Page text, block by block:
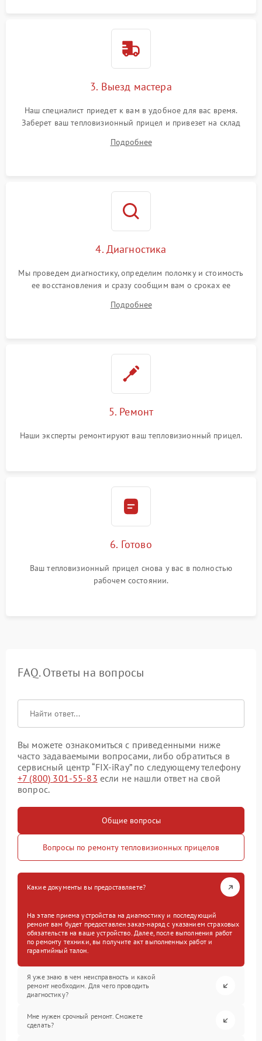
3. Выезд мастера
Наш специалист приедет к вам в удобное для вас время.
Заберет ваш тепловизионный прицел и привезет на склад
Подробнее
4. Диагностика
Мы проведем диагностику, определим поломку и стоимость
ее восстановления и сразу сообщим вам о сроках ее
Подробнее
5. Ремонт
Наши эксперты ремонтируют ваш тепловизионный прицел.
6. Готово
Ваш тепловизионный прицел снова у вас в полностью
рабочем состоянии.
FAQ. Ответы на вопросы
Вы можете ознакомиться с приведенными ниже
часто задаваемыми вопросами, либо обратиться в
сервисный центр “FIX-iRay” по следующему телефону
+7 (800) 301-55-83 если не нашли ответ на свой
вопрос.
Общие вопросы
Вопросы по ремонту тепловизионных прицелов
Какие документы вы предоставляете?
На этапе приема устройства на диагностику и последующий
ремонт вам будет предоставлен заказ-наряд с указанием страховых
обязательств на ваше устройство. Далее, после выполнения работ
по ремонту техники, вы получите акт выполненных работ и
гарантийный талон.
Я уже знаю в чем неисправность и какой
ремонт необходим. Для чего проводить
диагностику?
Мне нужен срочный ремонт. Сможете
сделать?